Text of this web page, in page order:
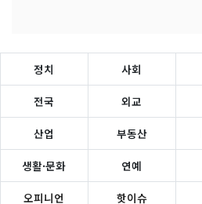
정치 사회
전국 외교
산업 부동산
생활·문화 연예
오피니언 핫이슈